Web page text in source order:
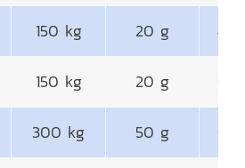
150 kg 20 g
150 kg 20 g
300 kg 50 g